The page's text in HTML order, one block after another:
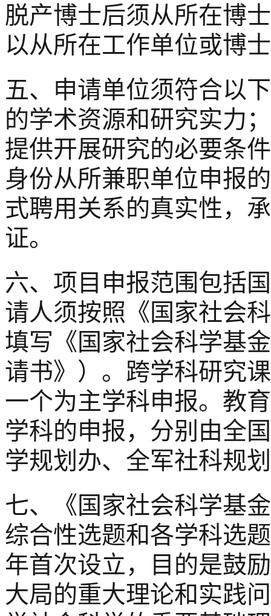
脱产博士后须从所在博
以从所在工作单位或博
五、申请单位须符合以
的学术资源和研究实力
提供开展研究的必要条
身份从所兼职单位申报
式聘用关系的真实性，
证。
六、项目申报范围包括
请人须按照《国家社会
填写《国家社会科学基
请书》）。跨学科研究
一个为主学科申报。教
学科的申报，分别由全
学规划办、全军社科规
七、《国家社会科学基
综合性选题和各学科选
年首次设立，目的是鼓
大局的重大理论和实践